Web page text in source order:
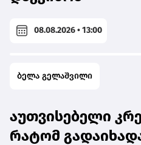
08.08.2026 • 13:00
ბელა გელაშვილი
აუთვისებელი
რატომ